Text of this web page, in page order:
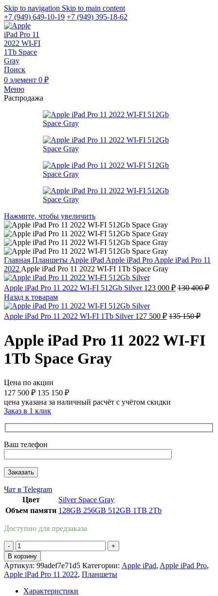
Skip to navigation Skip to main content
+7 (949) 649-10-19 +7 (949) 395-18-62
Поиск
0 элемент 0 ₽
Меню
Распродажа
Нажмите, чтобы увеличить
Главная Планшеты Apple iPad Apple iPad Pro Apple iPad Pro 11
2022 Apple iPad Pro 11 2022 WI-FI 1Tb Space Gray
Apple iPad Pro 11 2022 WI-FI 512Gb Silver 123 000 ₽ 130 400₽
Назад к товарам
Apple iPad Pro 11 2022 WI-FI 1Tb Silver 127 500 ₽ 135 150₽
Apple iPad Pro 11 2022 WI-FI
1Tb Space Gray
Цена по акции
127 500 ₽ 135 150 ₽
цена указана за наличный расчёт с учётом скидки
Заказ в 1 клик
Ваш телефон
Чат в Telegram
Цвет
Silver Space Gray
Объем памяти 128GB 256GB 512GB 1TB 2Tb
Доступно для предзаказа
Количество
товара
Apple
iPad
Pro
11
В корзину
Артикул: 99adef7e71d5 Категории: Apple iPad, Apple iPad Pro,
Apple iPad Pro 11 2022, Планшеты
Характеристики